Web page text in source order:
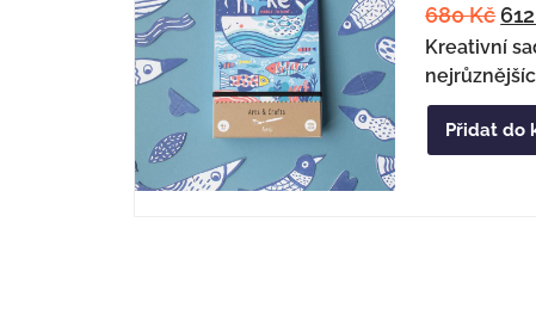
680Kč 612
Kreativní
Přidat do